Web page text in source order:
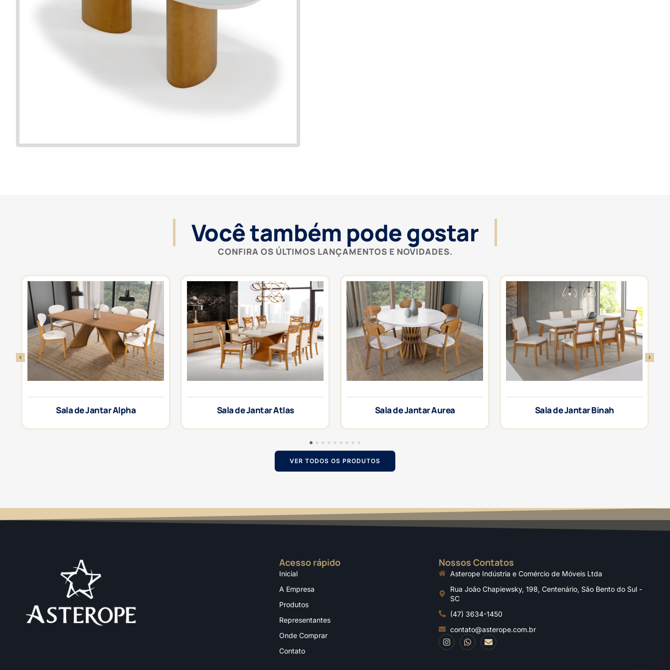
Você também pode gostar
CONFIRA OS ÚLTIMOS LANÇAMENTOS E NOVIDADES.
Sala de Jantar Alpha Sala de Jantar Atlas Sala de Jantar Aurea Sala de Jantar Binah
5 6 7 8 9
VER TODOS OS PRODUTOS
Acesso rápido
Inicial
A Empresa
Produtos
Representantes
Onde Comprar
Contato
Nossos Contatos
Asterope Indústria e Comércio de Móveis Ltda
Rua João Chapiewsky, 198, Centenário, São Bento do Sul -
SC
(47) 3634-1450
contato@asterope.com.br